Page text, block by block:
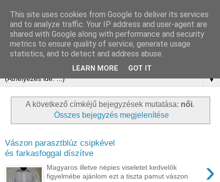
▼
A következő címkéjű bejegyzések mutatása: női.
Összes bejegyzés megjelenítése
Vászon parasztblúz csipkével
és farkasfoggal díszítve
›
Magyaros illetve népies viseletet kedvelők
figyelmébe ajánlom ezt a tiszta pamut vászon
This site uses cookies from Google to deliver its services
and to analyze traffic. Your IP address and user-agent are
shared with Google along with performance and security
metrics to ensure quality of service, generate usage
statistics, and to detect and address abuse.
LEARN MORE GOT IT